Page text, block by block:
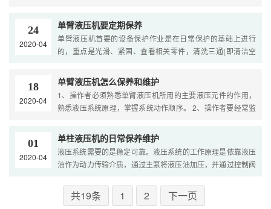
....
24
2020-04
单臂液压机要定期保养
单臂液压机首要的设备保护作业是在日常保护的基础上进行
的，重点是光滑、紧固、查看相关零件，清洗三通(即清洁空
由 ....
18
2020-04
单臂液压机怎么保养和维护
1、操作者必须熟悉单臂液压机所用的主要液压元件的作用，
熟悉液压系统原理，掌握系统动作顺序。 2、操作者要经常监
道 ....
01
2020-04
单柱液压机的日常保养维护
液压系统需要的是稳定可靠。液压系统的工作原理是依靠液压
油作为动力传输介质，通过主泵将液压油加压，并通过控制阀
....
共19条 1 2 下一页